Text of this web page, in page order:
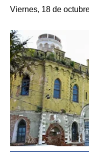
Viernes, 18 de